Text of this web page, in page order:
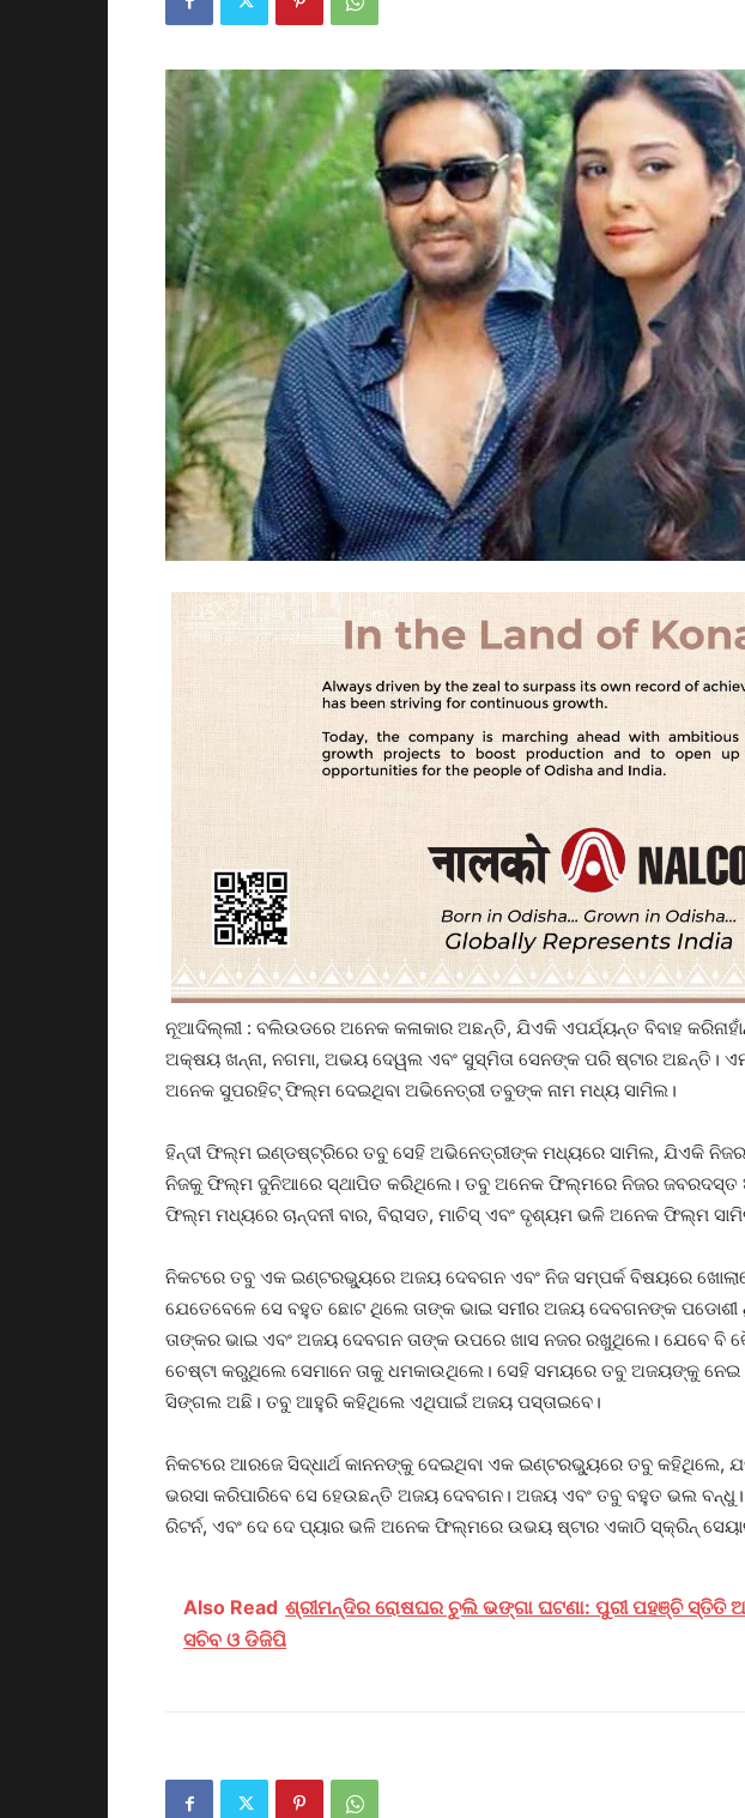
ନୂଆଦିଲ୍ଲୀ : ବଲିଉଡରେ ଅନେକ କଳାକାର ଅଛନ୍ତି, ଯିଏକି ଏପର୍ଯ୍ୟନ୍ତ ବିବାହ
ଅକ୍ଷୟ ଖନ୍ନା, ନଗମା, ଅଭୟ ଦେୱଲ ଏବଂ ସୁସ୍ମିତା ସେନଙ୍କ ପରି ଷ୍ଟାର ଅଛନ୍ତି।
ଅନେକ ସୁପରହିଟ୍ ଫିଲ୍ମ ଦେଇଥିବା ଅଭିନେତ୍ରୀ ତବୁଙ୍କ ନାମ ମଧ୍ୟ ସାମିଲ।
ହିନ୍ଦୀ ଫିଲ୍ମ ଇଣ୍ଡଷ୍ଟ୍ରିରେ ତବୁ ସେହି ଅଭିନେତ୍ରୀଙ୍କ ମଧ୍ୟରେ ସାମିଲ, ଯିଏକି
ନିଜକୁ ଫିଲ୍ମ ଦୁନିଆରେ ସ୍ଥାପିତ କରିଥିଲେ। ତବୁ ଅନେକ ଫିଲ୍ମରେ ନିଜର ଜବରଦସ୍ତ
ଫିଲ୍ମ ମଧ୍ୟରେ ଚାନ୍ଦନୀ ବାର, ବିରାସତ, ମାଚିସ୍ ଏବଂ ଦୃଶ୍ୟମ ଭଳି ଅନେକ ଫିଲ୍ମ
ନିକଟରେ ତବୁ ଏକ ଇଣ୍ଟରଭ୍ୟୁରେ ଅଜୟ ଦେବଗନ ଏବଂ ନିଜ ସମ୍ପର୍କ ବିଷୟରେ
ଯେତେବେଳେ ସେ ବହୁତ ଛୋଟ ଥିଲେ ତାଙ୍କ ଭାଇ ସମୀର ଅଜୟ ଦେବଗନଙ୍କ ପଡୋଶୀ
ତାଙ୍କର ଭାଇ ଏବଂ ଅଜୟ ଦେବଗନ ତାଙ୍କ ଉପରେ ଖାସ ନଜର ରଖୁଥିଲେ। ଯେବେ ବି
ଚେଷ୍ଟା କରୁଥିଲେ ସେମାନେ ତାକୁ ଧମକାଉଥିଲେ। ସେହି ସମୟରେ ତବୁ ଅଜୟଙ୍କୁ
ସିଙ୍ଗଲ ଅଛି। ତବୁ ଆହୁରି କହିଥିଲେ ଏଥିପାଇଁ ଅଜୟ ପସ୍ତାଇବେ।
ନିକଟରେ ଆରଜେ ସିଦ୍ଧାର୍ଥ କାନନଙ୍କୁ ଦେଇଥିବା ଏକ ଇଣ୍ଟରଭ୍ୟୁରେ ତବୁ କହିଥିଲେ,
ଭରସା କରିପାରିବେ ସେ ହେଉଛନ୍ତି ଅଜୟ ଦେବଗନ। ଅଜୟ ଏବଂ ତବୁ ବହୁତ ଭଲ
ରିଟର୍ନ, ଏବଂ ଦେ ଦେ ପ୍ୟାର ଭଳି ଅନେକ ଫିଲ୍ମରେ ଉଭୟ ଷ୍ଟାର ଏକାଠି ସ୍କ୍ରିନ୍
Also Read ଶ୍ରୀମନ୍ଦିର ରୋଷଘର ଚୁଲି ଭଙ୍ଗା ଘଟଣା: ପୁରୀ ପହଞ୍ଚି ସ୍ତିତି
ସଚିବ ଓ ଡିଜିପି